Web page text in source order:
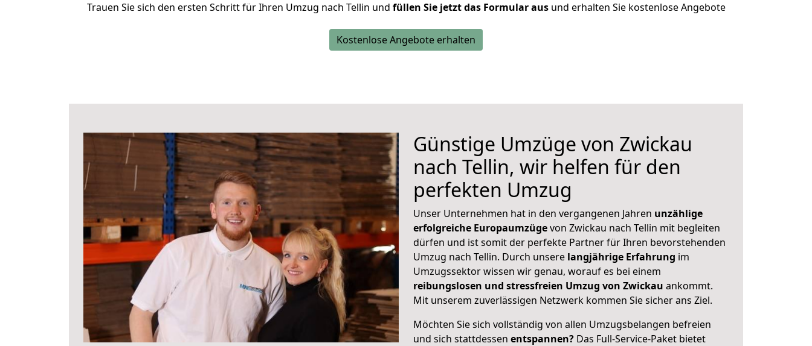
Trauen Sie sich den ersten Schritt für Ihren Umzug nach Tellin und füllen Sie jetzt das Formular ausund erhalten Sie kostenlose Angebote
Kostenlose Angebote erhalten
Günstige Umzüge von Zwickau
nach Tellin, wir helfen für den
perfekten Umzug
Unser Unternehmen hat in den vergangenen Jahren unzählige
erfolgreiche Europaumzügevon Zwickau nach Tellin mit begleiten
dürfen und ist somit der perfekte Partner für Ihren bevorstehenden
Umzug nach Tellin. Durch unsere langjährige Erfahrung im
Umzugssektor wissen wir genau, worauf es bei einem
reibungslosen und stressfreien Umzug von Zwickau ankommt.
Mit unserem zuverlässigen Netzwerk kommen Sie sicher ans Ziel.
Möchten Sie sich vollständig von allen Umzugsbelangen befreien
und sich stattdessen entspannen? Das Full-Service-Paket bietet